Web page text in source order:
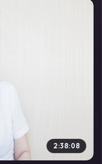
2:38:08